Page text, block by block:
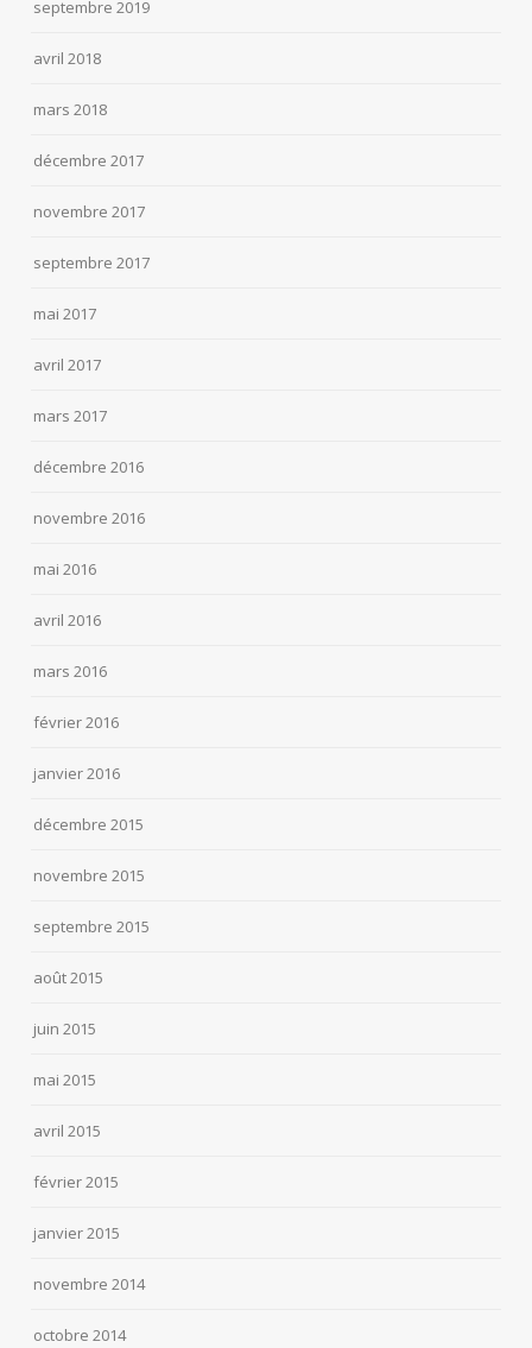
septembre 2019
avril 2018
mars 2018
décembre 2017
novembre 2017
septembre 2017
mai 2017
avril 2017
mars 2017
décembre 2016
novembre 2016
mai 2016
avril 2016
mars 2016
février 2016
janvier 2016
décembre 2015
novembre 2015
septembre 2015
août 2015
juin 2015
mai 2015
avril 2015
février 2015
janvier 2015
novembre 2014
octobre 2014